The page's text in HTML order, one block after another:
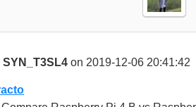
SYN_T3SL4 on 2019-12-06 20:41:42